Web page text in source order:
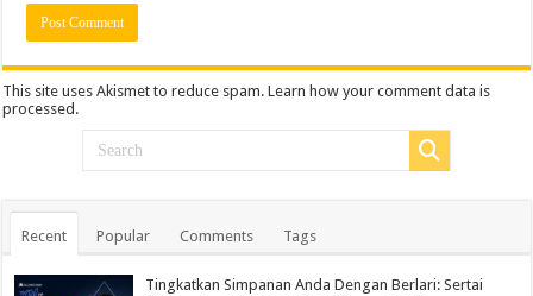
This site uses Akismet to reduce spam.Learn how your comment data is
processed.
Recent Popular Comments Tags
Tingkatkan Simpanan Anda Dengan Berlari: Sertai